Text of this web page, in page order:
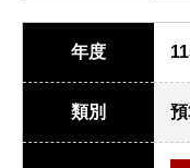
年度
類別